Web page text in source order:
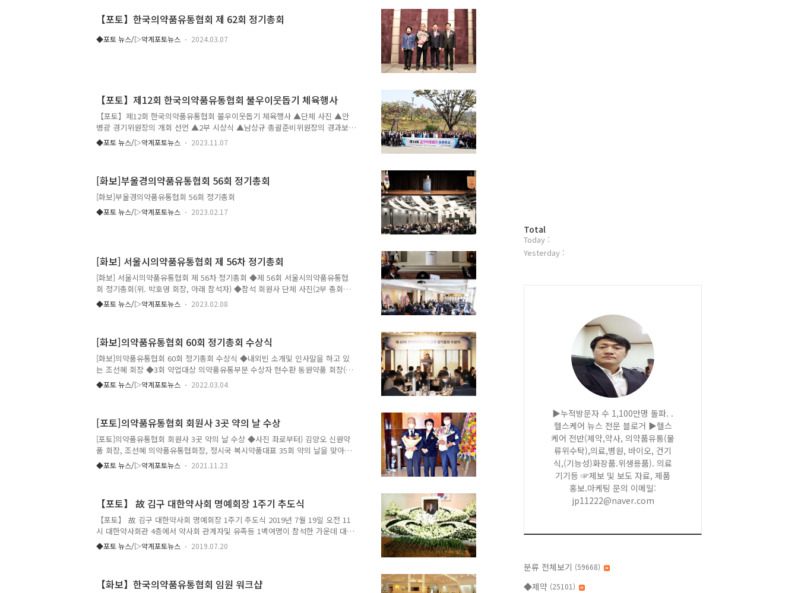
【포토】한국의약품유통협회 제 62회 정기총회
◆포토 뉴스/▷약계포토뉴스 2024.03.07
【포토】제12회 한국의약품유통협회 불우이웃돕기 체육행사
【포토】제12회 한국의약품유통협회 불우이웃돕기 체육행사 ▲단체 사진 ▲안
병광 경기위원장의 개회 선언 ▲2부 시상식 ▲남상규 총괄준비위원장의 경과보
고 ▲조선혜 회장 환영사 ▲최광훈 약사회장의 축사 ▲원희목 제약바이오협회
고문의 축사 ▲이희구 고문 건배사 ▲이한우 고문 건배사 ▲황치엽 명예회장의
트 시니어부 윤재주 ▲니어리스트 쥬니어부 황재연 ▲롱게스트 시니어부 정기배
▲롱게스트 쥬니어부 김기택 ▲준우승 시니어부 도응태 ▲준우승 쥬니어부 오지
훈 ▲메달리스트 시니어부 박영서 ▲메달리스트 쥬니어부 조도환 ▲개인전 우승
조철상 ▲우승 쥬니어부 김상필 ▲단체전 3위 대전..
◆포토 뉴스/▷약계포토뉴스 2023.11.07
[화보]부울경의약품유통협회 56회 정기총회
[화보]부울경의약품유통협회 56회 정기총회
◆포토 뉴스/▷약계포토뉴스 2023.02.17
[화보] 서울시의약품유통협회 제 56차 정기총회
[화보] 서울시의약품유통협회 제 56차 정기총회 ◆제 56회 서울시의약품유통협
회 정기총회(위. 박호영 회장, 아래 참석자) ◆참석 회원사 단체 사진(2부 총회
성료 후) ◆중앙회 조선혜 회장 격려사 ◆김성곤 서울지방식품의약품안전청장 축
사 ◆권영희 서울시약사회장 축사 ◆이소영 심평원 의약품관리종합정보센터장
주(제이서브코리아), 황영배(오션팜메디), 구재운(제이에스에스팜), 김재훈(재성메
디칼), 권태수(에이머스팜코리아) ◆심평원장 감사패: 조찬휘(화이트팜), 정시국
(복시약품), 김진묵(녹색약품), 이동원(명준약품), 원경옥(수정약품) ◆중앙회 모
범회원:..
◆포토 뉴스/▷약계포토뉴스 2023.02.08
[화보]의약품유통협회 60회 정기총회 수상식
[화보]의약품유통협회 60회 정기총회 수상식 ◆내외빈 소개및 인사말을 하고 있
는 조선혜 회장 ◆3회 약업대상 의약품유통부문 수상자 현수환 동원약품 회장(우
로부터 2번째) ◆현수환 회장이 감사의 인사말을 전하고 있다. ◆복지부이창준
보건의료정책관, 식약처 강석연 의약품안전국장. 김대업 약사회장, 원희목 제약
대표이사, 유림 고종원 대표이사, 세종약품판매 김동겸 대표이사, 피닉스팜 신현
창 대표이사, 호선약품 강완석 대표이사 ◆식품의약품안전처 표창 : 서울약업 주
상수 대표이사, 제이오팜 정덕락 대표이사, 신덕약품 김경완 대표이사, 금성약품
김동익 대표이사, ..
◆포토 뉴스/▷약계포토뉴스 2022.03.04
[포토]의약품유통협회 회원사 3곳 약의 날 수상
[포토]의약품유통협회 회원사 3곳 약의 날 수상 ◆사진 좌로부터) 김양오 신원약
품 회장, 조선혜 의약품유통협회장, 정시국 복시약품대표 35회 약의 날을 맞아
열린 약의 날 기념식에서 신원약품 김양오 회장과 김태호 유화약품 대표, 복시약
품 정시국 대표가 각각 국무총리 표창과 복지부장관 표창, 식품의약품안전처장
◆포토 뉴스/▷약계포토뉴스 2021.11.23
【포토】 故 김구 대한약사회 명예회장 1주기 추도식
【포토】 故 김구 대한약사회 명예회장 1주기 추도식 2019년 7월 19일 오전 11
시 대한약사회관 4층에서 약사회 관계자및 유족등 1백여명이 참석한 가운데 대
한약사회장을 지낸 고 김구 명예회장 1주기 추도식이 열렸다.
◆포토 뉴스/▷약계포토뉴스 2019.07.20
【화보】한국의약품유통협회 임원 워크샵
방
문
자
Total
Today :
Yesterday :
▶누적방문자 수 1,100만명 돌파. .
헬스케어 뉴스 전문 블로거 ▶헬스
케어 전반(제약,약사, 의약품유통(물
류위수탁),의료,병원, 바이오, 건기
식,(기능성)화장품.위생용품). 의료
기기등 ☞제보 및 보도 자료, 제품
홍보.마케팅 문의 이메일:
jp11222@naver.com
분류 전체보기 (59668)
◆제약 (25101)